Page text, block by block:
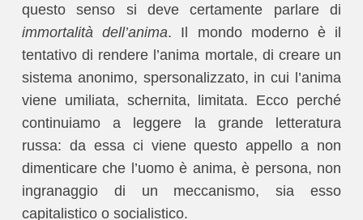
questo senso si deve certamente parlare di
immortalità dell’anima. Il mondo moderno è il
tentativo di rendere l’anima mortale, di creare un
sistema anonimo, spersonalizzato, in cui l’anima
viene umiliata, schernita, limitata. Ecco perché
continuiamo a leggere la grande letteratura
russa: da essa ci viene questo appello a non
dimenticare che l’uomo è anima, è persona, non
ingranaggio di un meccanismo, sia esso
capitalistico o socialistico.